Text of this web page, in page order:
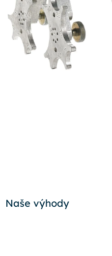
Naše výhody